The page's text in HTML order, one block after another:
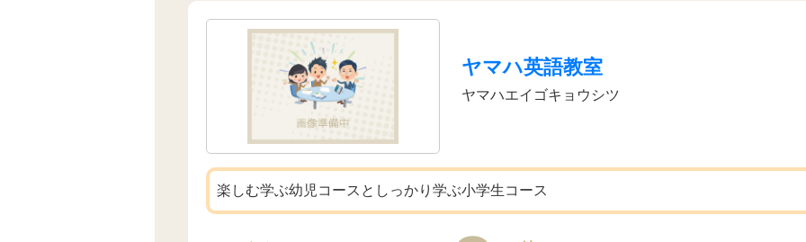
ヤマハ英語教室
ヤマハエイゴキョウシツ
楽しむ学ぶ幼児コースとしっかり学ぶ小学生コース